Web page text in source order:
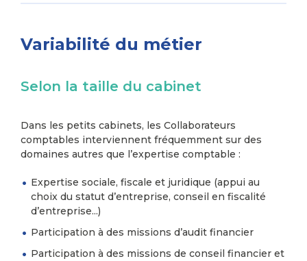
Variabilité du métier
Selon la taille du cabinet
Dans les petits cabinets, les Collaborateurs
comptables interviennent fréquemment sur des
domaines autres que l’expertise comptable :
Expertise sociale, fiscale et juridique (appui au
choix du statut d’entreprise, conseil en fiscalité
d’entreprise...)
Participation à des missions d’audit financier
Participation à des missions de conseil financier et